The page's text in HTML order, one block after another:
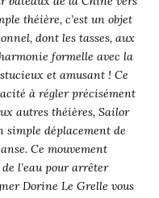
théière, c’est un objet
dont les tasses, aux
formelle avec la
et amusant ! Ce
à régler précisément
autres théières, Sailor
simple déplacement de
Ce mouvement
l’eau pour arrêter
Dorine Le Grelle vous